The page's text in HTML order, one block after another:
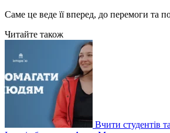
Саме це веде її вперед, до перемоги та
Читайте також
Вчити студентів